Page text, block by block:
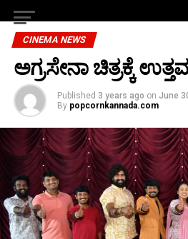
CINEMA NEWS
ಅಗ್ರಸೇನಾ ಚಿತ್ರಕ್ಕೆ
Published 3 years ago on June
By popcornkannada.com